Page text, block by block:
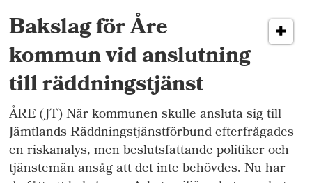
Bakslag för Åre
kommun vid anslutning
till räddningstjänst
ÅRE (JT) När kommunen skulle ansluta sig till
Jämtlands Räddningstjänstförbund efterfrågades
en riskanalys, men beslutsfattande politiker och
tjänstemän ansåg att det inte behövdes. Nu har